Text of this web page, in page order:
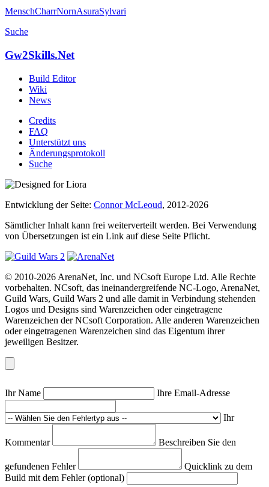
MenschCharrNornAsuraSylvari
Suche
Gw2Skills.Net
Build Editor
Wiki
News
Credits
FAQ
Unterstützt uns
Änderungsprotokoll
Suche
Entwicklung der Seite: Connor McLeoud, 2012-2026
Sämtlicher Inhalt kann frei weiterverteilt werden. Bei Verwendung
von Übersetzungen ist ein Link auf diese Seite Pflicht.
© 2010-2026 ArenaNet, Inc. und NCsoft Europe Ltd. Alle Rechte
vorbehalten. NCsoft, das ineinandergreifende NC-Logo, ArenaNet,
Guild Wars, Guild Wars 2 und alle damit in Verbindung stehenden
Logos und Designs sind Warenzeichen oder eingetragene
Warenzeichen der NCsoft Corporation. Alle anderen Warenzeichen
oder eingetragenen Warenzeichen sind das Eigentum ihrer
jeweiligen Besitzer.
Ihr Name Ihre Email-Adresse
Ihr
Kommentar Beschreiben Sie den
gefundenen Fehler
Quicklink zu dem
Build mit dem Fehler (optional)